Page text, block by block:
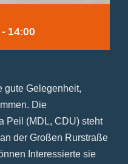
- 14:00
gute Gelegenheit,
Die
Peil (MDL, CDU) steht
der Großen Rurstraße
Interessierte sie